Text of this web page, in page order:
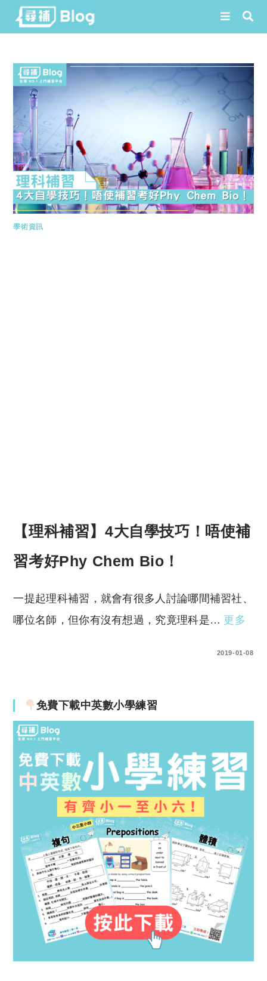
content
學術資訊
【理科補習】4大自學技巧！唔使補
習考好Phy Chem Bio！
一提起理科補習，就會有很多人討論哪間補習社、
哪位名師，但你有沒有想過，究竟理科是… 更多
2019-01-08
免費下載中英數小學練習